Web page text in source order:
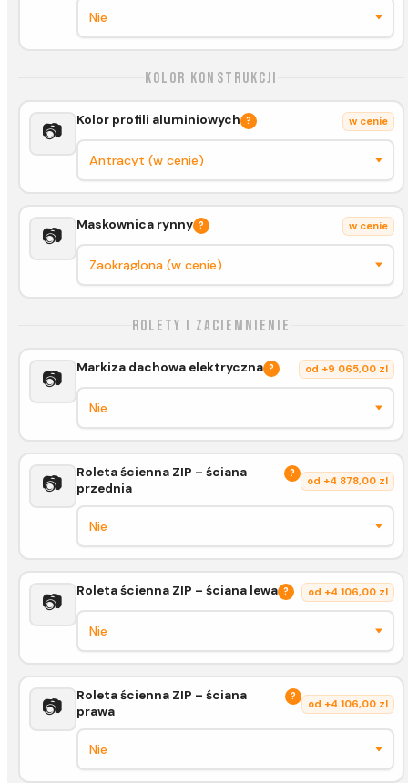
Kolor konstrukcji
📷 Kolor profili aluminiowych ? w cenie
📷 Maskownica rynny ? w cenie
Rolety i zaciemnienie
📷 Markiza dachowa elektryczna ? od +9 065,00 zl
📷
Roleta ścienna ZIP – ściana
przednia
?
od +4 878,00 zl
📷 Roleta ścienna ZIP – ściana lewa ? od +4 106,00 zl
📷
Roleta ścienna ZIP – ściana
prawa
?
od +4 106,00 zl